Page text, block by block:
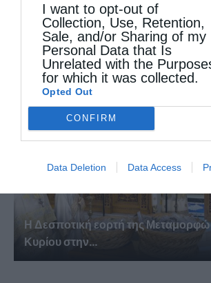
I want to opt-out of
Collection, Use, Retention,
Sale, and/or Sharing of my
Personal Data that Is
Unrelated with the
for which it was collected.
Opted Out
CONFIRM
Data Deletion Data Access
Ιερά Παράκληση προς την
στην Πολυθέα...
Η Δεσποτική εορτή της
Κυρίου στην...